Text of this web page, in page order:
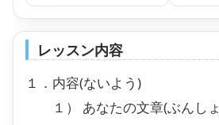
レッスン内容
１．内容(ないよう)
１） あなたの文章(ぶんしょ